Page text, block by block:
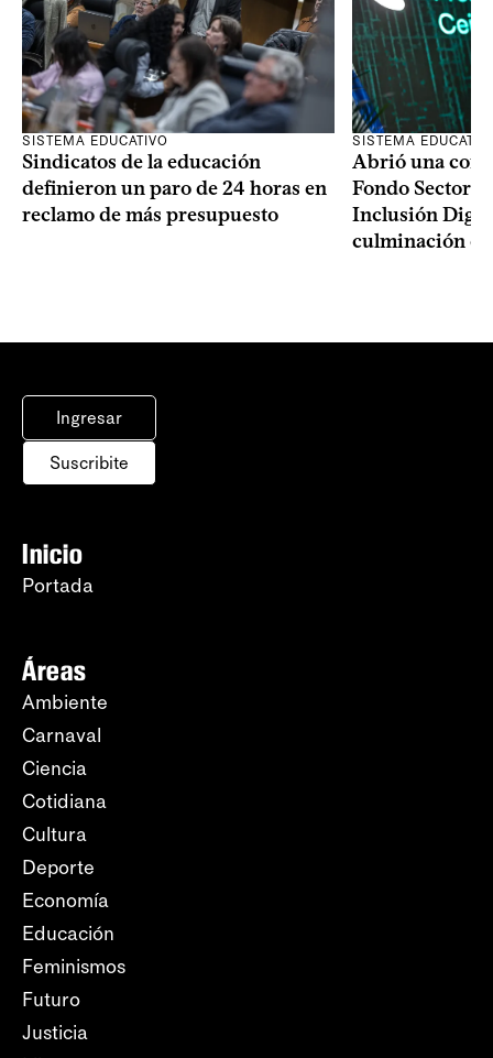
SISTEMA EDUCATIVO
Sindicatos de la educación
definieron un paro de 24 horas en
reclamo de más presupuesto
SISTEMA
Abrió una
Fondo
Inclusión
culminación
Ingresar
Suscribite
Inicio
Portada
Áreas
Ambiente
Carnaval
Ciencia
Cotidiana
Cultura
Deporte
Economía
Educación
Feminismos
Futuro
Justicia